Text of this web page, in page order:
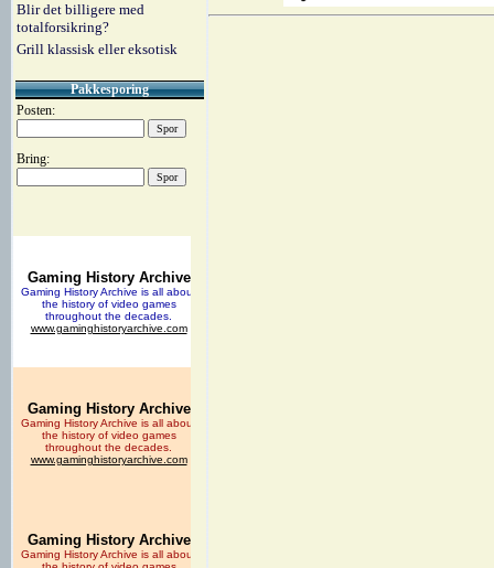
Blir det billigere med
totalforsikring?
Grill klassisk eller eksotisk
Pakkesporing
Posten:
Bring: